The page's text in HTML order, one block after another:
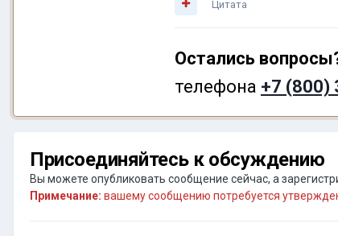
Цитата
Остались
телефона +7 (800)
Присоединяйтесь к обсуждению
Вы можете опубликовать сообщение сейчас, а
Примечание: вашему сообщению потребуется